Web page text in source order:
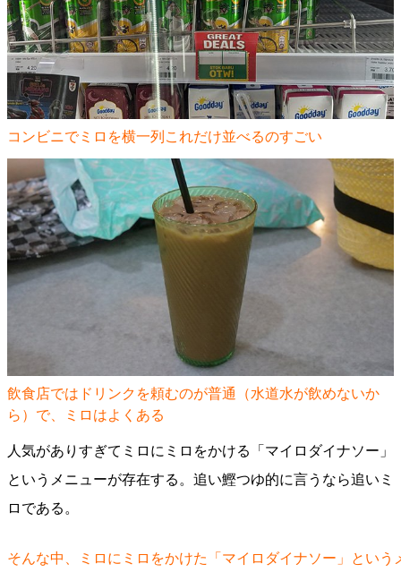
コンビニでミロを横一列これだけ並べるのすごい
飲食店ではドリンクを頼むのが普通（水道水が飲めないか
ら）で、ミロはよくある
人気がありすぎてミロにミロをかける「マイロダイナソー」
というメニューが存在する。追い鰹つゆ的に言うなら追いミ
ロである。
そんな中、ミロにミロをかけた「マイロダイナソー」という